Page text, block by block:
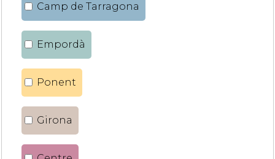
Camp de Tarragona
Empordà
Ponent
Girona